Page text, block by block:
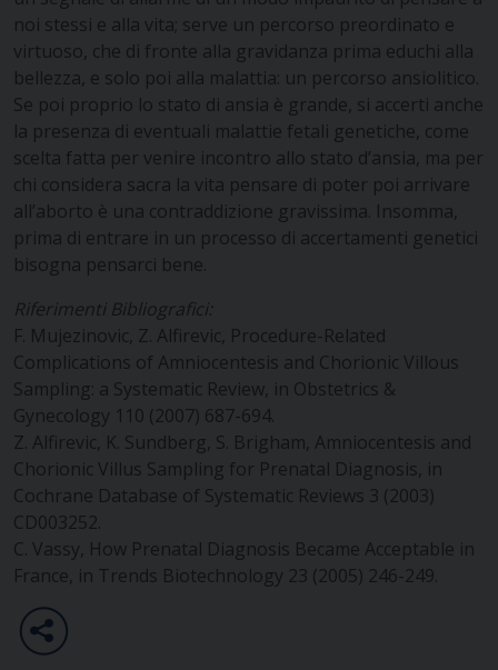
noi stessi e alla vita; serve un percorso preordinato e
virtuoso, che di fronte alla gravidanza prima educhi alla
bellezza, e solo poi alla malattia: un percorso ansiolitico.
Se poi proprio lo stato di ansia è grande, si accerti anche
la presenza di eventuali malattie fetali genetiche, come
scelta fatta per venire incontro allo stato d’ansia, ma per
chi considera sacra la vita pensare di poter poi arrivare
all’aborto è una contraddizione gravissima. Insomma,
prima di entrare in un processo di accertamenti genetici
bisogna pensarci bene.
Riferimenti Bibliografici:
F. Mujezinovic, Z. Alfirevic, Procedure-Related
Complications of Amniocentesis and Chorionic Villous
Sampling: a Systematic Review, in Obstetrics &
Gynecology 110 (2007) 687-694.
Z. Alfirevic, K. Sundberg, S. Brigham, Amniocentesis and
Chorionic Villus Sampling for Prenatal Diagnosis, in
Cochrane Database of Systematic Reviews 3 (2003)
CD003252.
C. Vassy, How Prenatal Diagnosis Became Acceptable in
France, in Trends Biotechnology 23 (2005) 246-249.